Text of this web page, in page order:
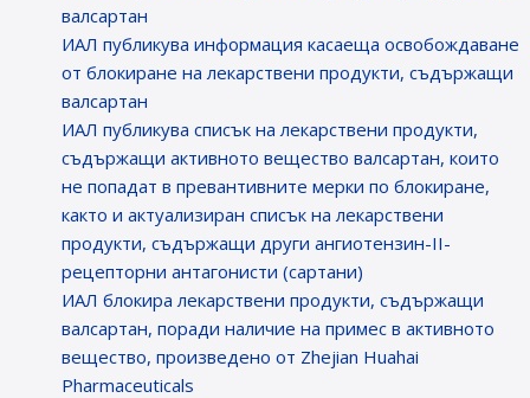
валсартан
ИАЛ публикува информация касаеща освобождаване
от блокиране на лекарствени продукти, съдържащи
валсартан
ИАЛ публикува списък на лекарствени продукти,
съдържащи активното вещество валсартан, които
не попадат в превантивните мерки по блокиране,
както и актуализиран списък на лекарствени
продукти, съдържащи други ангиотензин-II-
рецепторни антагонисти (сартани)
ИАЛ блокира лекарствени продукти, съдържащи
валсартан, поради наличие на примес в активното
вещество, произведено от Zhejian Huahai
Pharmaceuticals